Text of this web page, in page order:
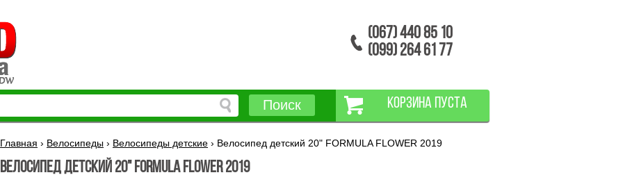
(067) 440 85 10
(099) 264 61 77
Поиск КОРЗИНА ПУСТА
Главная › Велосипеды › Велосипеды детские › Велосипед детский 20" FORMULA FLOWER 2019
Велосипед детский 20" FORMULA FLOWER 2019